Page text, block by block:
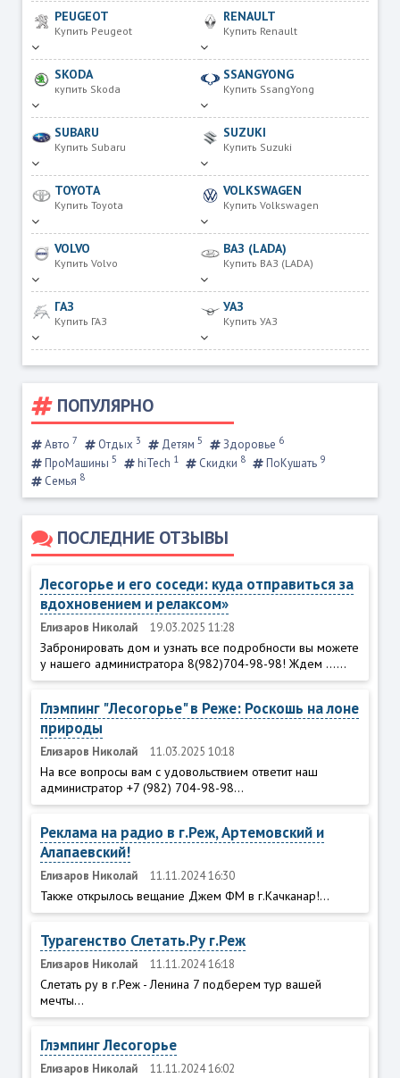
PEUGEOT
Купить Peugeot
RENAULT
Купить Renault
SKODA
купить Skoda
SSANGYONG
Купить SsangYong
SUBARU
Купить Subaru
SUZUKI
Купить Suzuki
TOYOTA
Купить Toyota
VOLKSWAGEN
Купить Volkswagen
VOLVO
Купить Volvo
ВАЗ (LADA)
Купить ВАЗ (LADA)
ГАЗ
Купить ГАЗ
УАЗ
Купить УАЗ
ПОПУЛЯРНО
Авто 7 Отдых 3 Детям 5 Здоровье 6
ПроМашины 5 hiTech 1 Скидки 8 ПоКушать 9
Семья 8
ПОСЛЕДНИЕ ОТЗЫВЫ
Лесогорье и его соседи: куда отправиться за
вдохновением и релаксом»
Елизаров Николай 19.03.2025 11:28
Забронировать дом и узнать все подробности вы можете
у нашего администратора 8(982)704-98-98! Ждем ......
Глэмпинг "Лесогорье" в Реже: Роскошь на лоне
природы
Елизаров Николай 11.03.2025 10:18
На все вопросы вам с удовольствием ответит наш
администратор +7 (982) 704-98-98...
Реклама на радио в г.Реж, Артемовский и
Алапаевский!
Елизаров Николай 11.11.2024 16:30
Также открылось вещание Джем ФМ в г.Качканар!...
Турагенство Слетать.Ру г.Реж
Елизаров Николай 11.11.2024 16:18
Слетать ру в г.Реж - Ленина 7 подберем тур вашей
мечты...
Глэмпинг Лесогорье
Елизаров Николай 11.11.2024 16:02